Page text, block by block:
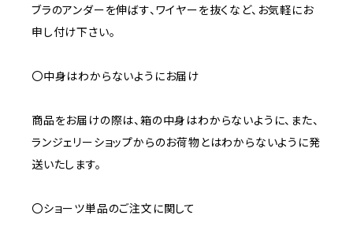
ブラのアンダーを伸ばす、ワイヤーを抜くなど、お気軽にお
申し付け下さい。
〇中身はわからないようにお届け
商品をお届けの際は、箱の中身はわからないように、また、
ランジェリーショップからのお荷物とはわからないように発
送いたします。
〇ショーツ単品のご注文に関して